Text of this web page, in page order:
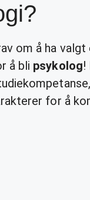
om å ha valgt
å bli psykolog!
for å